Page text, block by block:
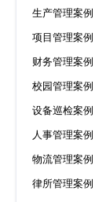
生产管理案例
项目管理案例
财务管理案例
校园管理案例
设备巡检案例
人事管理案例
物流管理案例
律所管理案例